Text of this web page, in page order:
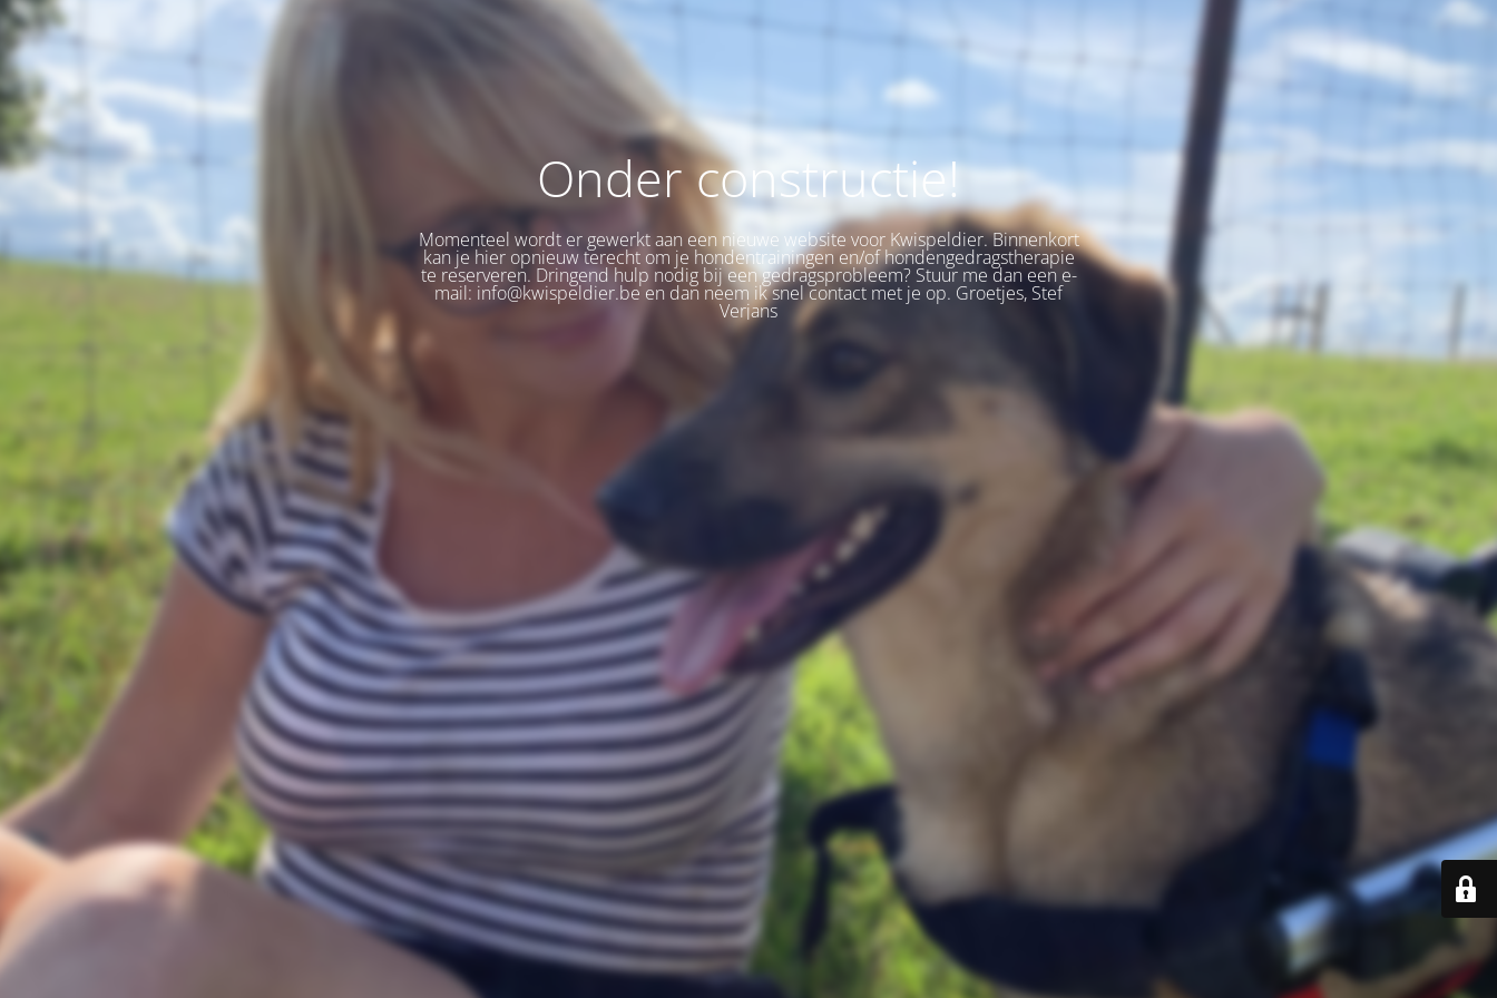
Onder constructie!
Momenteel wordt er gewerkt aan een nieuwe website voor Kwispeldier. Binnenkort
kan je hier opnieuw terecht om je hondentrainingen en/of hondengedragstherapie
te reserveren. Dringend hulp nodig bij een gedragsprobleem? Stuur me dan een e-
mail: info@kwispeldier.be en dan neem ik snel contact met je op. Groetjes, Stef
Verjans